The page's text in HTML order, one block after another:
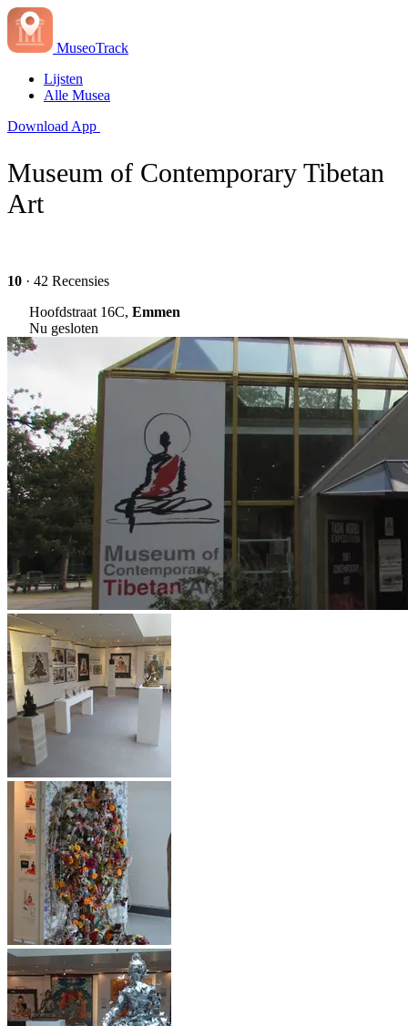
MuseoTrack
Lijsten
Alle Musea
Download App
Museum of Contemporary Tibetan
Art
10 · 42 Recensies
Hoofdstraat 16C, Emmen
Nu gesloten